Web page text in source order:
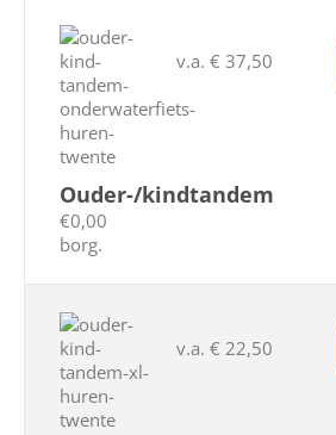
Ouder-/kindtandem
€0,00
borg.
v.a. € 37,50
v.a. € 22,50